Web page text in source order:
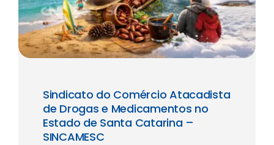
Sindicato do Comércio Atacadista
de Drogas e Medicamentos no
Estado de Santa Catarina –
SINCAMESC